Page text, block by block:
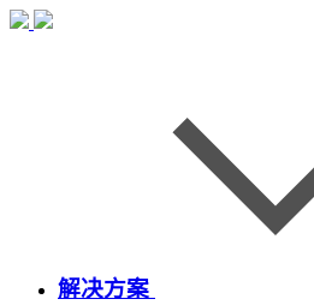
解决方案